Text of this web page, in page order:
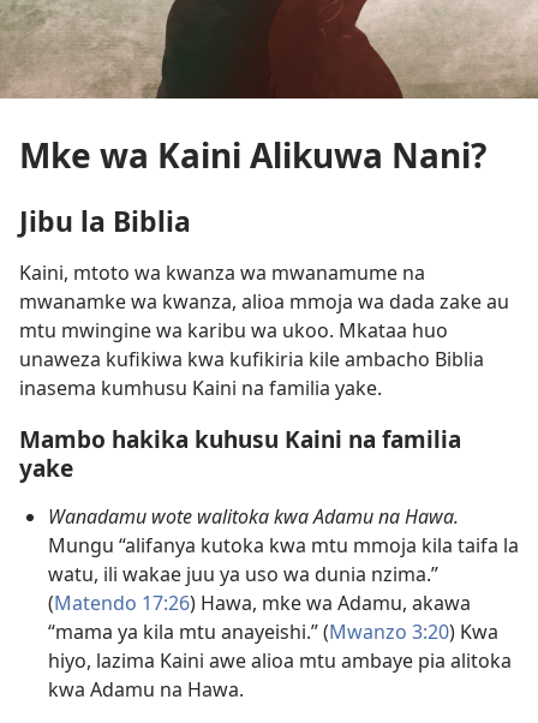
Mke wa Kaini Alikuwa Nani?
Jibu la Biblia
Kaini, mtoto wa kwanza wa mwanamume na
mwanamke wa kwanza, alioa mmoja wa dada zake au
mtu mwingine wa karibu wa ukoo. Mkataa huo
unaweza kufikiwa kwa kufikiria kile ambacho Biblia
inasema kumhusu Kaini na familia yake.
Mambo hakika kuhusu Kaini na familia
yake
Wanadamu wote walitoka kwa Adamu na Hawa.
Mungu “alifanya kutoka kwa mtu mmoja kila taifa la
watu, ili wakae juu ya uso wa dunia nzima.”
(Matendo 17:26) Hawa, mke wa Adamu, akawa
“mama ya kila mtu anayeishi.” (Mwanzo 3:20) Kwa
hiyo, lazima Kaini awe alioa mtu ambaye pia alitoka
kwa Adamu na Hawa.